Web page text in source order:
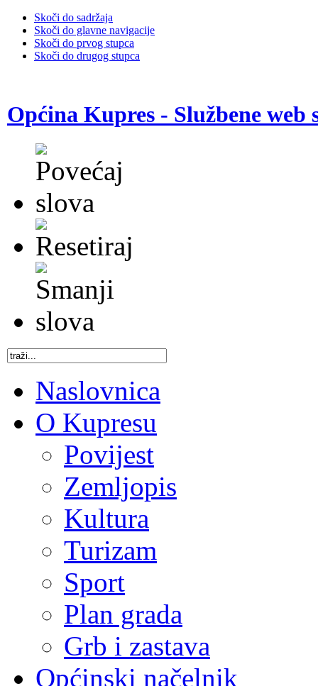
Skoči do sadržaja
Skoči do glavne navigacije
Skoči do prvog stupca
Skoči do drugog stupca
Općina Kupres - Službene web
Naslovnica
O Kupresu
Povijest
Zemljopis
Kultura
Turizam
Sport
Plan grada
Grb i zastava
Općinski načelnik